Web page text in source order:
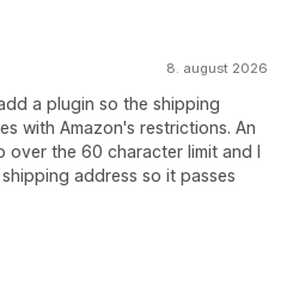
8. august 2026
a plugin so the shipping
with Amazon's restrictions. An
over the 60 character limit and I
address so it passes